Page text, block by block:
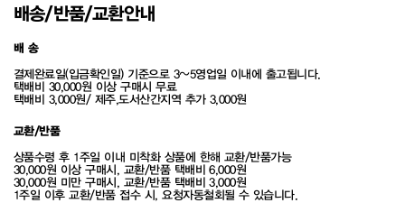
배송/반품/교환안내
배 송
결제완료일(입금확인일) 기준으로 3~5영업일 이내에 출고됩니다.
택배비 30,000원 이상 구매시 무료
택배비 3,000원/ 제주,도서산간지역 추가 3,000원
교환/반품
상품수령 후 1주일 이내 미착화 상품에 한해 교환/반품가능
30,000원 이상 구매시, 교환/반품 택배비 6,000원
30,000원 미만 구매시, 교환/반품 택배비 3,000원
1주일 이후 교환/반품 접수 시, 요청자동철회될 수 있습니다.